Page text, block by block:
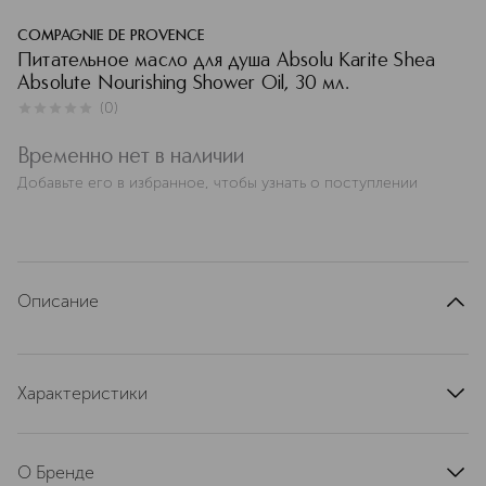
COMPAGNIE DE PROVENCE
Питательное масло для душа Absolu Karite Shea
Absolute Nourishing Shower Oil, 30 мл.
(0)
Временно нет в наличии
Добавьте его в избранное, чтобы узнать о поступлении
Описание
Характеристики
О Бренде